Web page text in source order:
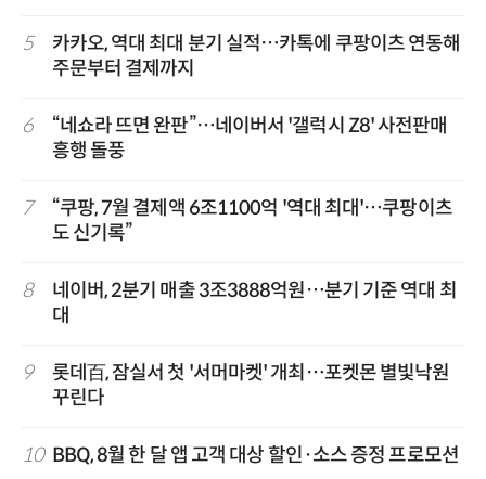
5
카카오, 역대 최대 분기 실적…카톡에 쿠팡이츠 연동해
주문부터 결제까지
6
“네쇼라 뜨면 완판”…네이버서 '갤럭시 Z8' 사전판매
흥행 돌풍
7
“쿠팡, 7월 결제액 6조1100억 '역대 최대'…쿠팡이츠
도 신기록”
8
네이버, 2분기 매출 3조3888억원…분기 기준 역대 최
대
9
롯데百, 잠실서 첫 '서머마켓' 개최…포켓몬 별빛낙원
꾸린다
10 BBQ, 8월 한 달 앱 고객 대상 할인·소스 증정 프로모션